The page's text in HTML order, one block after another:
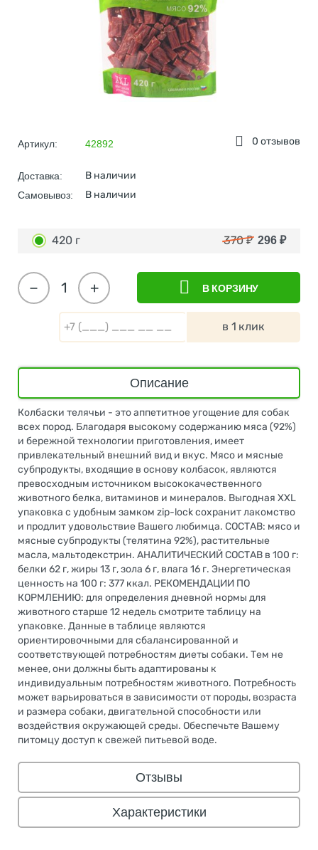
0 отзывов
Артикул: 42892
Доставка: В наличии
Самовывоз: В наличии
420 г 370₽ 296 ₽
+
− В КОРЗИНУ
в 1 клик
Описание
Колбаски телячьи - это аппетитное угощение для собак
всех пород. Благодаря высокому содержанию мяса (92%)
и бережной технологии приготовления, имеет
привлекательный внешний вид и вкус. Мясо и мясные
субпродукты, входящие в основу колбасок, являются
превосходным источником высококачественного
животного белка, витаминов и минералов. Выгодная XXL
упаковка с удобным замком zip-lock сохранит лакомство
и продлит удовольствие Вашего любимца. СОСТАВ: мясо и
мясные субпродукты (телятина 92%), растительные
масла, мальтодекстрин. АНАЛИТИЧЕСКИЙ СОСТАВ в 100 г:
белки 62 г, жиры 13 г, зола 6 г, влага 16 г. Энергетическая
ценность на 100 г: 377 ккал. РЕКОМЕНДАЦИИ ПО
КОРМЛЕНИЮ: для определения дневной нормы для
животного старше 12 недель смотрите таблицу на
упаковке. Данные в таблице являются
ориентировочными для сбалансированной и
соответствующей потребностям диеты собаки. Тем не
менее, они должны быть адаптированы к
индивидуальным потребностям животного. Потребность
может варьироваться в зависимости от породы, возраста
и размера собаки, двигательной способности или
воздействия окружающей среды. Обеспечьте Вашему
питомцу доступ к свежей питьевой воде.
Отзывы
Характеристики